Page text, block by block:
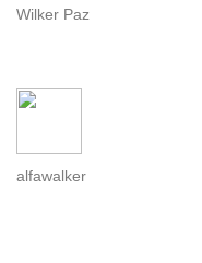
Wilker Paz
alfawalker